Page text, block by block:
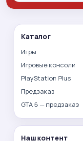
Каталог
Игры
Игровые консоли
PlayStation Plus
Предзаказ
GTA 6 — предзаказ
Наш контент